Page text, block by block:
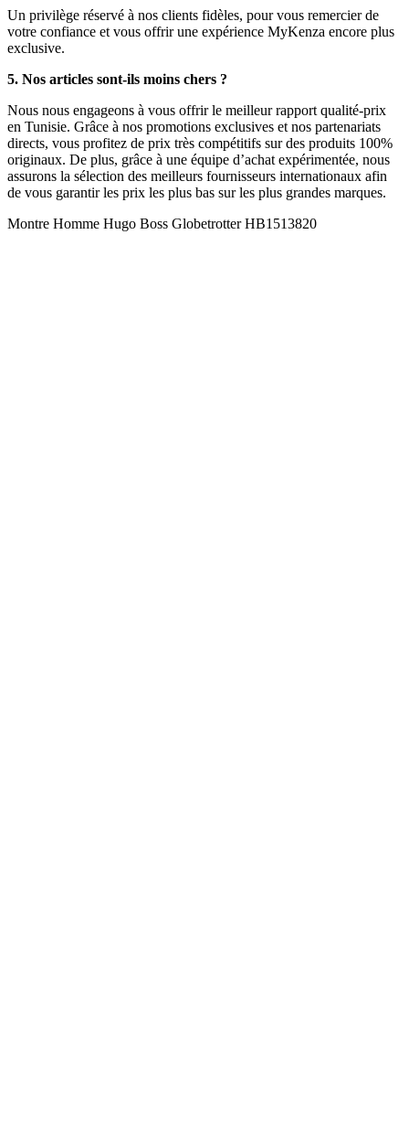
Un privilège réservé à nos clients fidèles, pour vous remercier de
votre confiance et vous offrir une expérience MyKenza encore plus
exclusive.
5. Nos articles sont-ils moins chers ?
Nous nous engageons à vous offrir le meilleur rapport qualité-prix
en Tunisie. Grâce à nos promotions exclusives et nos partenariats
directs, vous profitez de prix très compétitifs sur des produits 100%
originaux. De plus, grâce à une équipe d’achat expérimentée, nous
assurons la sélection des meilleurs fournisseurs internationaux afin
de vous garantir les prix les plus bas sur les plus grandes marques.
Montre Homme Hugo Boss Globetrotter HB1513820